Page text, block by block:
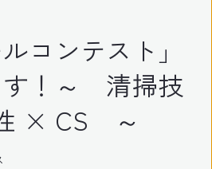
コンテスト」
す！～ 清掃技
× CS ～